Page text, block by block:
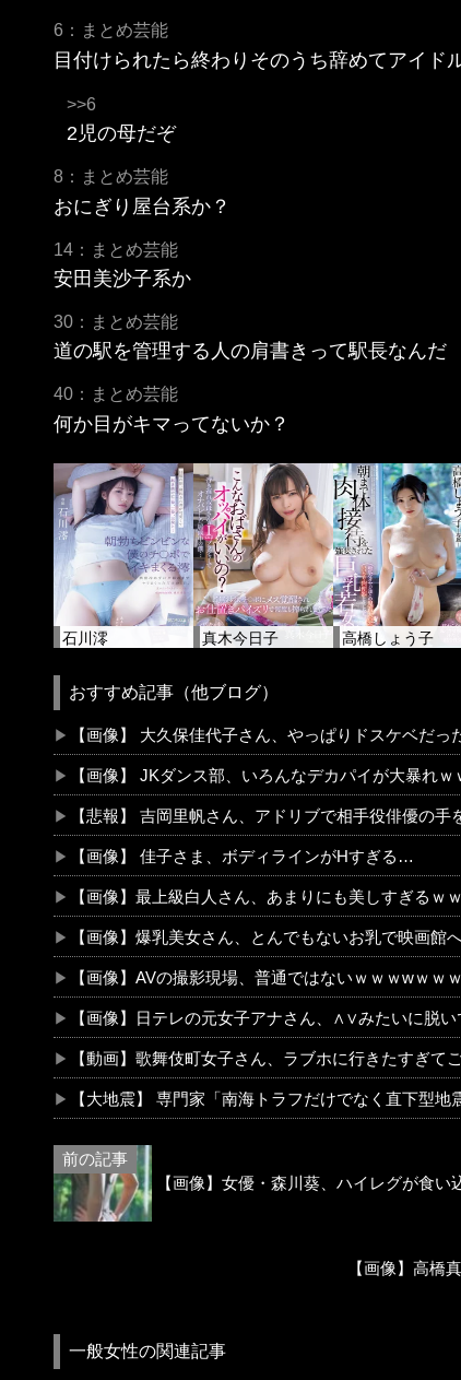
6：まとめ芸能
目付けられたら終わりそのうち辞めてアイド
>>6
2児の母だぞ
8：まとめ芸能
おにぎり屋台系か？
14：まとめ芸能
安田美沙子系か
30：まとめ芸能
道の駅を管理する人の肩書きって駅長なんだ
40：まとめ芸能
何か目がキマってないか？
石川澪 真木今日子 高橋しょう子
おすすめ記事（他ブログ）
【画像】 大久保佳代子さん、やっぱりドスケベだっ
【画像】 JKダンス部、いろんなデカパイが大暴れｗ
【悲報】 吉岡里帆さん、アドリブで相手役俳優の
【画像】 佳子さま、ボディラインがHすぎる…
【画像】最上級白人さん、あまりにも美しすぎるｗ
【画像】爆乳美女さん、とんでもないお乳で映画館
【画像】AVの撮影現場、普通ではないｗｗｗwｗｗ
【画像】日テレの元女子アナさん、∧∨みたいに脱
【動画】歌舞伎町女子さん、ラブホに行きたすぎて
【大地震】 専門家「南海トラフだけでなく直下型
【画像】女優・森川葵、ハイレグが食
【画像】高橋
一般女性の関連記事